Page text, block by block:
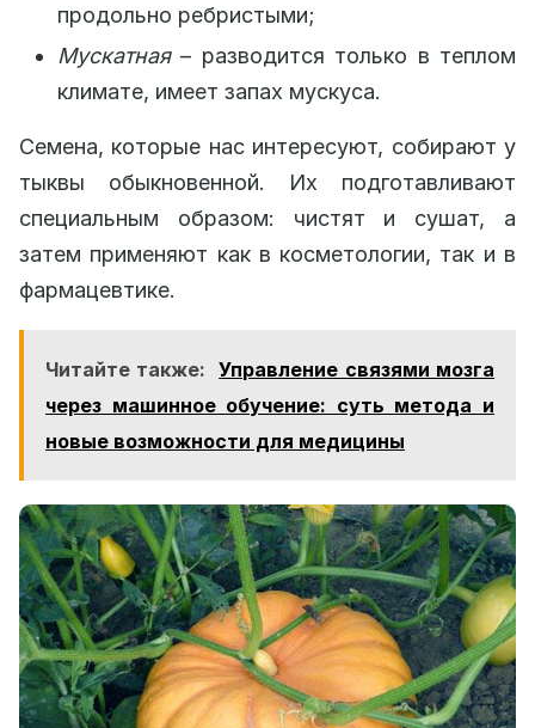
продольно ребристыми;
Мускатная– разводится только в теплом
климате, имеет запах мускуса.
Семена, которые нас интересуют, собирают у
тыквы обыкновенной. Их подготавливают
специальным образом: чистят и сушат, а
затем применяют как в косметологии, так и в
фармацевтике.
Читайте также:
Управление связями мозга
через машинное обучение: суть метода и
новые возможности для медицины